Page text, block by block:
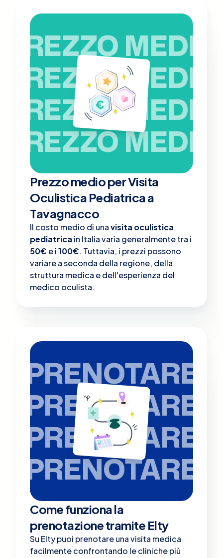
PREZZO MEDIO
PREZZO MEDIO
PREZZO MEDIO
PREZZO MEDIO
Prezzo medio per Visita
Oculistica Pediatrica a
Tavagnacco
Il costo medio di unavisita oculistica
pediatrica in Italia varia generalmente tra i
50€ e i100€. Tuttavia, i prezzi possono
variare a seconda della regione, della
struttura medica e dell'esperienza del
medico oculista.
PRENOTARE
PRENOTARE
PRENOTARE
PRENOTARE
Come funziona la
prenotazione tramite Elty
Su Elty puoi prenotare una visita medica
facilmente confrontando le cliniche più